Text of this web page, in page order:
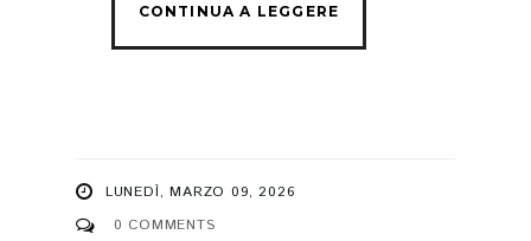
LUNEDÌ, MARZO 09, 2026
0 COMMENTS